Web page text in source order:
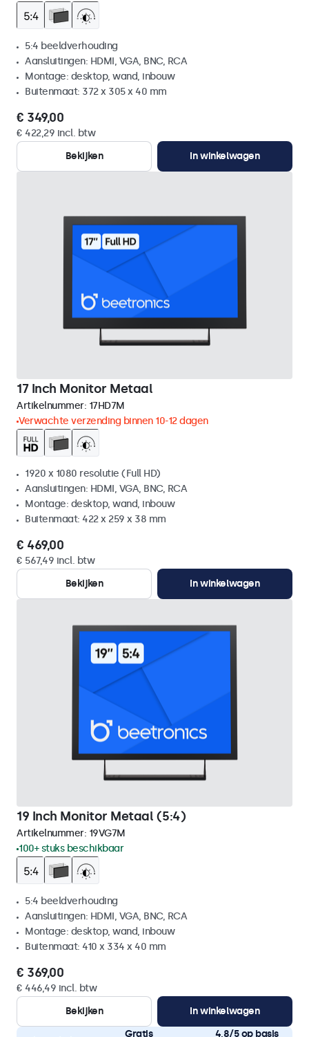
5:4 beeldverhouding
Aansluitingen: HDMI, VGA, BNC, RCA
Montage: desktop, wand, inbouw
Buitenmaat: 372 x 305 x 40 mm
€ 349,00
€ 422,29 incl. btw
Bekijken
In winkelwagen
17 Inch Monitor Metaal
Artikelnummer: 17HD7M
Verwachte verzending binnen 10-12 dagen
1920 x 1080 resolutie (Full HD)
Aansluitingen: HDMI, VGA, BNC, RCA
Montage: desktop, wand, inbouw
Buitenmaat: 422 x 259 x 38 mm
€ 469,00
€ 567,49 incl. btw
Bekijken
In winkelwagen
19 Inch Monitor Metaal (5:4)
Artikelnummer: 19VG7M
100+ stuks beschikbaar
5:4 beeldverhouding
Aansluitingen: HDMI, VGA, BNC, RCA
Montage: desktop, wand, inbouw
Buitenmaat: 410 x 334 x 40 mm
€ 369,00
€ 446,49 incl. btw
Bekijken
In winkelwagen
Gratis
4,8/5 op basis